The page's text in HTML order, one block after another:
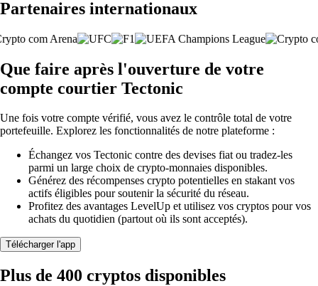
Partenaires internationaux
Que faire après l'ouverture de votre
compte courtier Tectonic
Une fois votre compte vérifié, vous avez le contrôle total de votre
portefeuille. Explorez les fonctionnalités de notre plateforme :
Échangez vos Tectonic contre des devises fiat ou tradez-les
parmi un large choix de crypto-monnaies disponibles.
Générez des récompenses crypto potentielles en stakant vos
actifs éligibles pour soutenir la sécurité du réseau.
Profitez des avantages LevelUp et utilisez vos cryptos pour vos
achats du quotidien (partout où ils sont acceptés).
Télécharger l'app
Plus de 400 cryptos disponibles